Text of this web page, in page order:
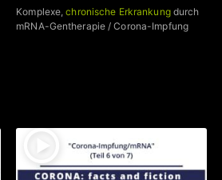
Komplexe,chronische Erkrankungdurch
mRNA-Gentherapie / Corona-Impfung